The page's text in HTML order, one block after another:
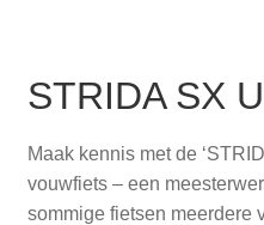
STRIDA SX
Maak kennis met de
vouwfiets – een
sommige fietsen meerdere